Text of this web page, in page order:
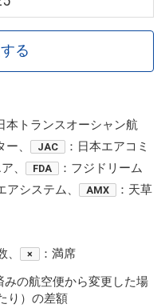
る
本トランスオーシャン航
、 JAC
：日本エアコミ
、 FDA
：フジドリーム
アシステム、 AMX
：天草
、 ×
：満席
の航空便から変更した場
り）の差額